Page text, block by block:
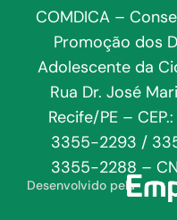
COMDICA –
Promoção dos
Adolescente da
Rua Dr. José
Recife/PE –
3355-2293 /
3355-2288 –
Desenvolvido pela